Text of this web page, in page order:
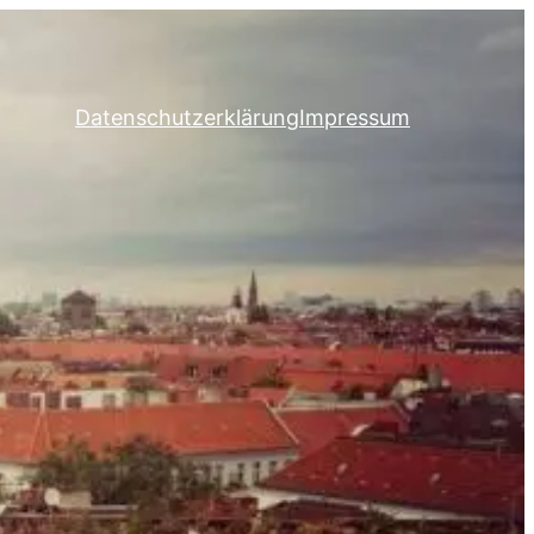
DatenschutzerklärungImpressum